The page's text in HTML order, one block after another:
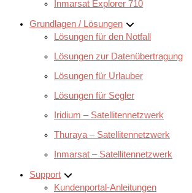
Inmarsat Explorer 710
Grundlagen / Lösungen
Lösungen für den Notfall
Lösungen zur Datenübertragung
Lösungen für Urlauber
Lösungen für Segler
Iridium – Satellitennetzwerk
Thuraya – Satellitennetzwerk
Inmarsat – Satellitennetzwerk
Support
Kundenportal-Anleitungen